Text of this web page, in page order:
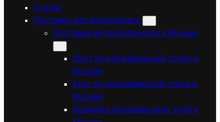
Статьи
Поставка металлопроката
Поставка металлопроката в Москву
Лист из нержавеющей стали в
Москве
Круг из нержавеющей стали в
Москве
Продажа нержавеющих труб в